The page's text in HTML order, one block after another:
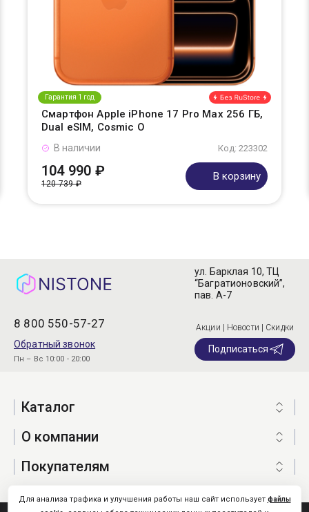
Гарантия 1 год
Смартфон Apple iPhone 17 Pro Max 256 ГБ,
Dual eSIM, Cosmic O
Код: 223302
В наличии
104 990 ₽
120 739 ₽
В корзину
8 800 550-57-27
Обратный звонок
Пн – Вс 10:00 - 20:00
ул. Барклая 10, ТЦ
“Багратионовский”,
пав. А-7
Акции | Новости | Скидки
Подписаться
Каталог
О компании
Покупателям
Для анализа трафика и улучшения работы наш сайт использует файлы